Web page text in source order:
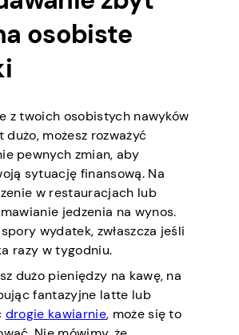
osobiste
z twoich osobistych nawyków
dużo, możesz rozważyć
pewnych zmian, aby
sytuację finansową. Na
w restauracjach lub
jedzenia na wynos.
wydatek, zwłaszcza jeśli
razy w tygodniu.
dużo pieniędzy na kawę, na
fantazyjne latte lub
drogie kawiarnie, może się to